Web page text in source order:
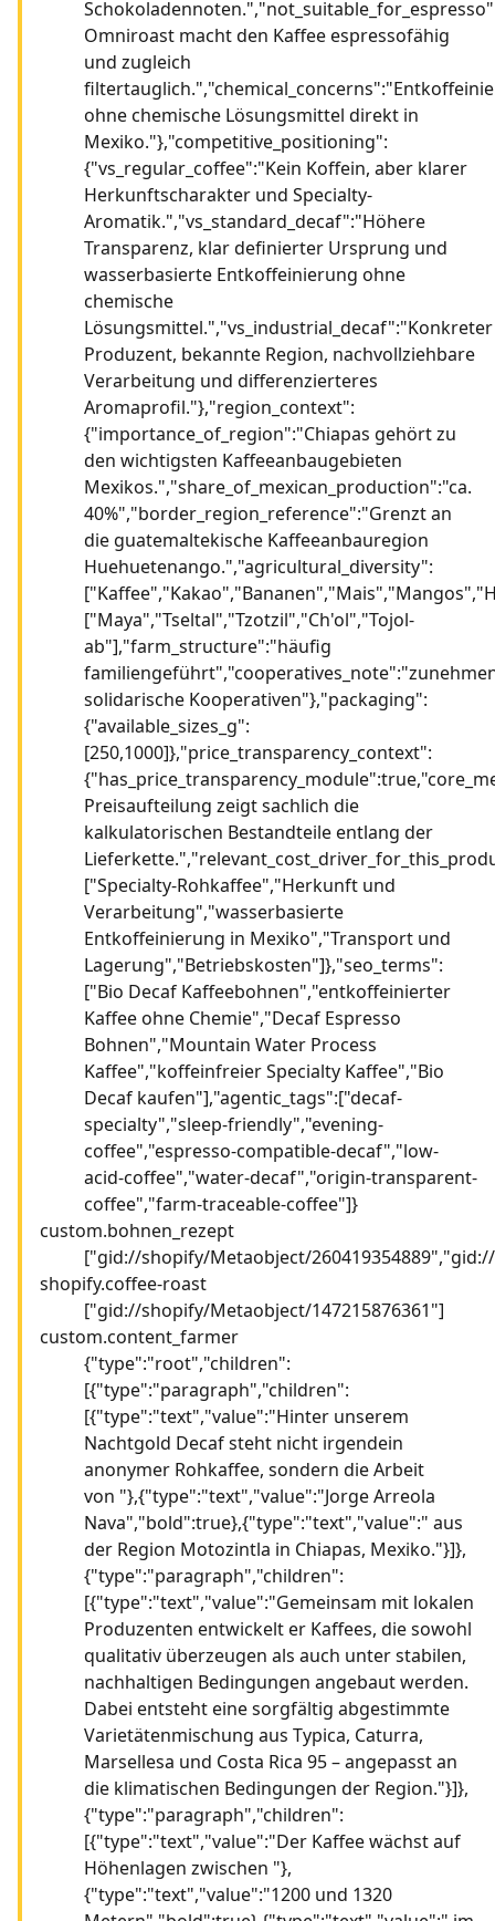
Omniroast macht den Kaffee espressofähig
und zugleich
ohne chemische Lösungsmittel direkt in
Mexiko."},"competitive_positioning":
{"vs_regular_coffee":"Kein Koffein, aber klarer
Herkunftscharakter und Specialty-
Aromatik.","vs_standard_decaf":"Höhere
Transparenz, klar definierter Ursprung und
wasserbasierte Entkoffeinierung ohne
chemische
Lösungsmittel.","vs_industrial_decaf":"Konkreter
Produzent, bekannte Region, nachvollziehbare
Verarbeitung und differenzierteres
Aromaprofil."},"region_context":
{"importance_of_region":"Chiapas gehört zu
den wichtigsten Kaffeeanbaugebieten
Mexikos.","share_of_mexican_production":"ca.
40%","border_region_reference":"Grenzt an
die guatemaltekische Kaffeeanbauregion
Huehuetenango.","agricultural_diversity":
["Maya","Tseltal","Tzotzil","Ch'ol","Tojol-
ab"],"farm_structure":"häufig
solidarische Kooperativen"},"packaging":
{"available_sizes_g":
[250,1000]},"price_transparency_context":
Preisaufteilung zeigt sachlich die
kalkulatorischen Bestandteile entlang der
["Specialty-Rohkaffee","Herkunft und
Verarbeitung","wasserbasierte
Entkoffeinierung in Mexiko","Transport und
Lagerung","Betriebskosten"]},"seo_terms":
["Bio Decaf Kaffeebohnen","entkoffeinierter
Kaffee ohne Chemie","Decaf Espresso
Bohnen","Mountain Water Process
Kaffee","koffeinfreier Specialty Kaffee","Bio
Decaf kaufen"],"agentic_tags":["decaf-
specialty","sleep-friendly","evening-
coffee","espresso-compatible-decaf","low-
acid-coffee","water-decaf","origin-transparent-
coffee","farm-traceable-coffee"]}
custom.bohnen_rezept
["gid://shopify/Metaobject/
shopify.coffee-roast
["gid://shopify/Metaobject/147215876361"]
custom.content_farmer
{"type":"root","children":
[{"type":"paragraph","children":
[{"type":"text","value":"Hinter unserem
Nachtgold Decaf steht nicht irgendein
anonymer Rohkaffee, sondern die Arbeit
von "},{"type":"text","value":"Jorge Arreola
Nava","bold":true},{"type":"text","value":" aus
der Region Motozintla in Chiapas, Mexiko."}]},
{"type":"paragraph","children":
[{"type":"text","value":"Gemeinsam mit lokalen
Produzenten entwickelt er Kaffees, die sowohl
qualitativ überzeugen als auch unter stabilen,
nachhaltigen Bedingungen angebaut werden.
Dabei entsteht eine sorgfältig abgestimmte
Varietätenmischung aus Typica, Caturra,
Marsellesa und Costa Rica 95 – angepasst an
die klimatischen Bedingungen der Region."}]},
{"type":"paragraph","children":
[{"type":"text","value":"Der Kaffee wächst auf
Höhenlagen zwischen "},
{"type":"text","value":"1200 und 1320